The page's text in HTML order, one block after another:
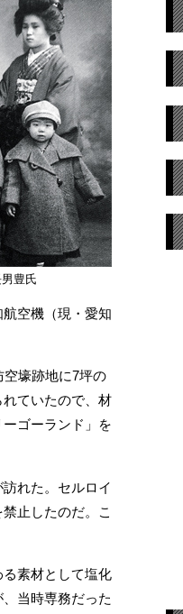
豊氏
空機（現・愛知
壕跡地に7坪の
ていたので、材
ゴーランド」を
れた。セルロイ
止したのだ。こ
素材として塩化
当時専務だった